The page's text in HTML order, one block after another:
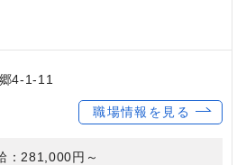
4-1-11
職場情報を見る
281,000円～